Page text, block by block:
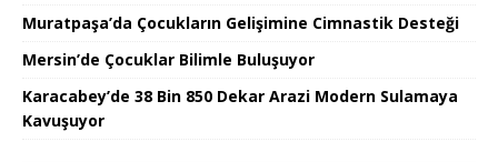
Muratpaşa’da Çocukların Gelişimine Cimnastik Desteği
Mersin’de Çocuklar Bilimle Buluşuyor
Karacabey’de 38 Bin 850 Dekar Arazi Modern Sulamaya
Kavuşuyor